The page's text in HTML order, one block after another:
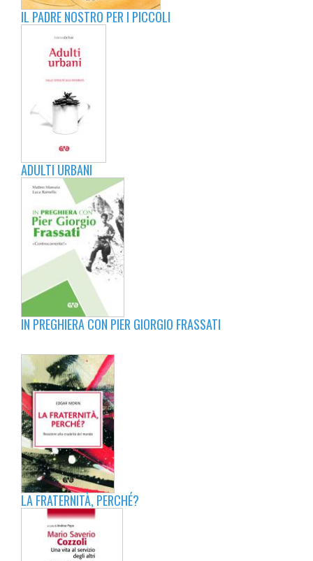
IL PADRE NOSTRO PER I PICCOLI
ADULTI URBANI
IN PREGHIERA CON PIER GIORGIO FRASSATI
LA FRATERNITÀ, PERCHÉ?